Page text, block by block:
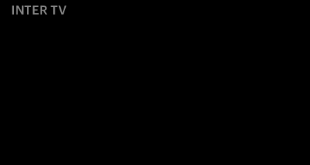
INTER TV